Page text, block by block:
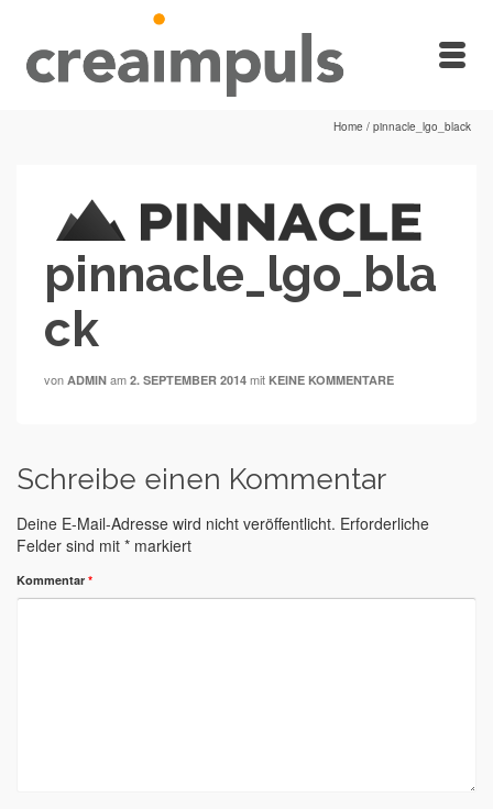
Home / pinnacle_lgo_black
pinnacle_lgo_bla
ck
von ADMIN am 2. SEPTEMBER 2014 mit KEINE KOMMENTARE
Schreibe einen Kommentar
Deine E-Mail-Adresse wird nicht veröffentlicht. Erforderliche
Felder sind mit * markiert
Kommentar *